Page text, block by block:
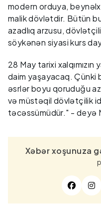
modern orduya,
malik dövlətdir. Bütün
azadlıq arzusu,
söykənən siyasi kurs
28 May tarixi xalqımızın
daim yaşayacaq. Çünki
əsrlər boyu qoruduğu
və müstəqil dövlətçilik
təcəssümüdür." - deyə
Xəbər xoşunuza